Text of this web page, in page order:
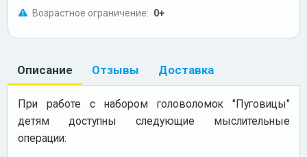
Возрастное ограничение: 0+
Описание Отзывы Доставка
При работе с набором головоломок "Пуговицы"
детям доступны следующие мыслительные
операции: